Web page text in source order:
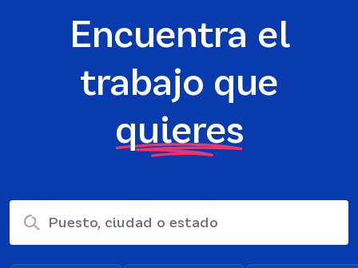
Encuentra el
trabajo que
quieres
Puesto, ciudad o estado